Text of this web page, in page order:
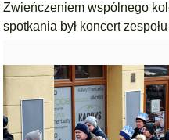
Zwieńczeniem wspólnego
spotkania był koncert